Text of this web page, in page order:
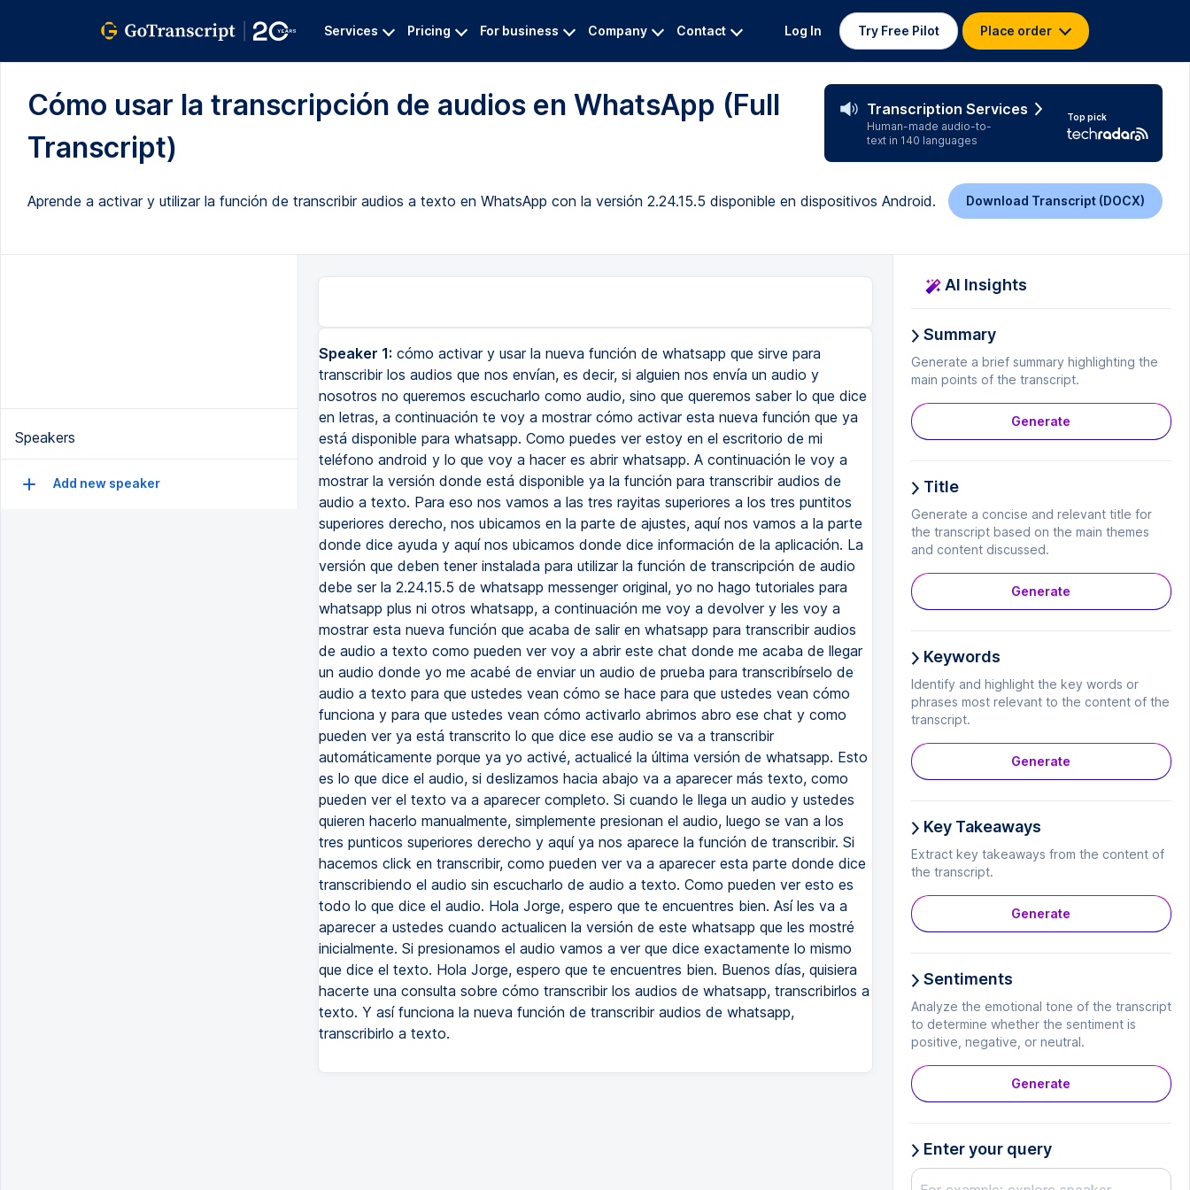
Services Pricing For business Company Contact Log In Try Free Pilot Place order
Cómo usar la transcripción de audios en WhatsApp (Full
Transcript)
Transcription Services
Human-made audio-to-
text in 140 languages
Top pick
Aprende a activar y utilizar la función de transcribir audios a texto en WhatsApp con la versión 2.24.15.5 disponible en dispositivos Android. Download Transcript (DOCX)
Speakers
Add new speaker
Speaker 1: cómo activar y usar la nueva función de whatsapp que sirve para
transcribir los audios que nos envían, es decir, si alguien nos envía un audio y
nosotros no queremos escucharlo como audio, sino que queremos saber lo que dice
en letras, a continuación te voy a mostrar cómo activar esta nueva función que ya
está disponible para whatsapp. Como puedes ver estoy en el escritorio de mi
teléfono android y lo que voy a hacer es abrir whatsapp. A continuación le voy a
mostrar la versión donde está disponible ya la función para transcribir audios de
audio a texto. Para eso nos vamos a las tres rayitas superiores a los tres puntitos
superiores derecho, nos ubicamos en la parte de ajustes, aquí nos vamos a la parte
donde dice ayuda y aquí nos ubicamos donde dice información de la aplicación. La
versión que deben tener instalada para utilizar la función de transcripción de audio
debe ser la 2.24.15.5 de whatsapp messenger original, yo no hago tutoriales para
whatsapp plus ni otros whatsapp, a continuación me voy a devolver y les voy a
mostrar esta nueva función que acaba de salir en whatsapp para transcribir audios
de audio a texto como pueden ver voy a abrir este chat donde me acaba de llegar
un audio donde yo me acabé de enviar un audio de prueba para transcribírselo de
audio a texto para que ustedes vean cómo se hace para que ustedes vean cómo
funciona y para que ustedes vean cómo activarlo abrimos abro ese chat y como
pueden ver ya está transcrito lo que dice ese audio se va a transcribir
automáticamente porque ya yo activé, actualicé la última versión de whatsapp. Esto
es lo que dice el audio, si deslizamos hacia abajo va a aparecer más texto, como
pueden ver el texto va a aparecer completo. Si cuando le llega un audio y ustedes
quieren hacerlo manualmente, simplemente presionan el audio, luego se van a los
tres punticos superiores derecho y aquí ya nos aparece la función de transcribir. Si
hacemos click en transcribir, como pueden ver va a aparecer esta parte donde dice
transcribiendo el audio sin escucharlo de audio a texto. Como pueden ver esto es
todo lo que dice el audio. Hola Jorge, espero que te encuentres bien. Así les va a
aparecer a ustedes cuando actualicen la versión de este whatsapp que les mostré
inicialmente. Si presionamos el audio vamos a ver que dice exactamente lo mismo
que dice el texto. Hola Jorge, espero que te encuentres bien. Buenos días, quisiera
hacerte una consulta sobre cómo transcribir los audios de whatsapp, transcribirlos a
texto. Y así funciona la nueva función de transcribir audios de whatsapp,
transcribirlo a texto.
AI Insights
Summary
Generate a brief summary highlighting the
main points of the transcript.
Generate
Title
Generate a concise and relevant title for
the transcript based on the main themes
and content discussed.
Generate
Keywords
Identify and highlight the key words or
phrases most relevant to the content of the
transcript.
Generate
Key Takeaways
Extract key takeaways from the content of
the transcript.
Generate
Sentiments
Analyze the emotional tone of the transcript
to determine whether the sentiment is
positive, negative, or neutral.
Generate
Enter your query